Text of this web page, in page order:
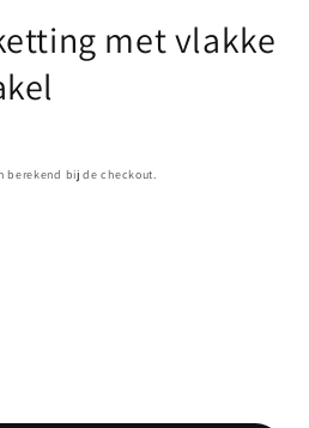
met vlakke
berekend bij de checkout.